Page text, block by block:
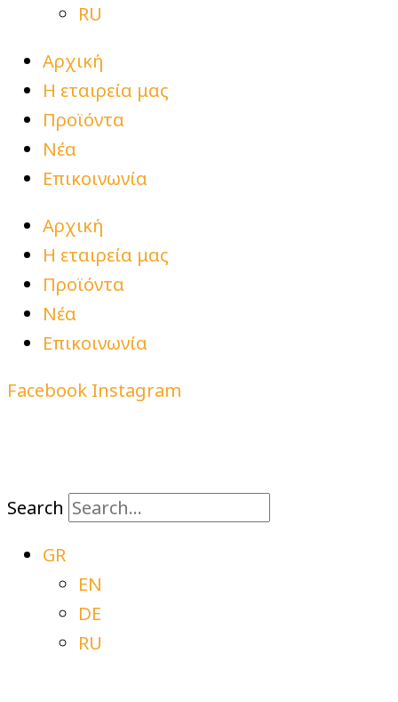
RU
Αρχική
Η εταιρεία μας
Προϊόντα
Νέα
Επικοινωνία
Αρχική
Η εταιρεία μας
Προϊόντα
Νέα
Επικοινωνία
Facebook Instagram
Search
GR
EN
DE
RU